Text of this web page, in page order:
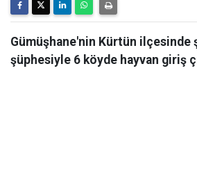
Gümüşhane'nin Kürtün ilçesinde
şüphesiyle 6 köyde hayvan giriş